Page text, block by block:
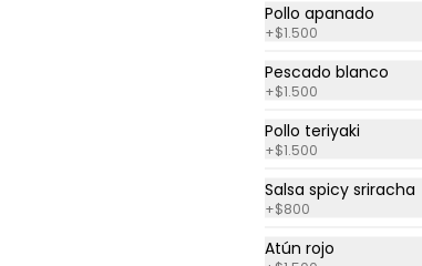
Camarón y palta, envuelto en
salmón. Acompañado con
Roll Frío Nico
Camarón cocido, queso crema
Acompañado con salsa de
Pollo apanado
+$1.500
Pescado blanco
+$1.500
Pollo teriyaki
+$1.500
Salsa spicy sriracha
+$800
Atún rojo